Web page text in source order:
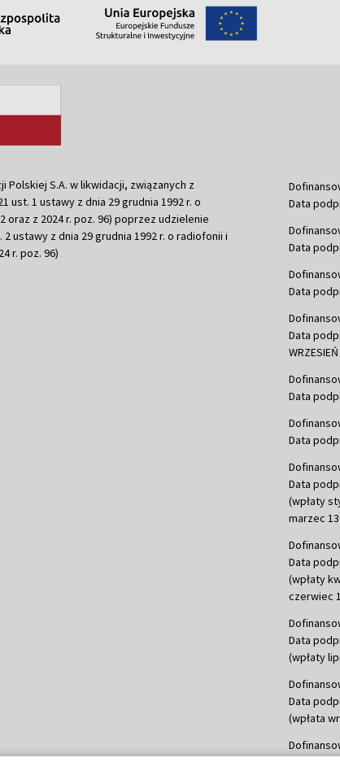
Polskiej S.A. w likwidacji, związanych z
ust. 1 ustawy z dnia 29 grudnia 1992 r. o
oraz z 2024 r. poz. 96) poprzez udzielenie
ustawy z dnia 29 grudnia 1992 r. o radiofonii i
r. poz. 96)
Data
Data
Data
Data
Data
Data
Data
(wpłaty
marzec
Data
(wpłaty
czerwiec
Data
(wpłaty
Data
(wpłata